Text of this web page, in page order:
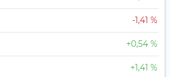
-1,41 %
+0,54 %
+1,41 %